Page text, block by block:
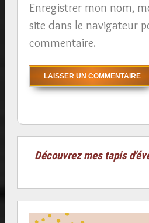
Enregistrer mon nom,
site dans le navigateur
commentaire.
Découvrez mes tapis